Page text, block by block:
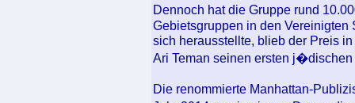
Dennoch hat die Gruppe rund
Gebietsgruppen in den
sich herausstellte, blieb der Preis
Ari Teman seinen ersten
Die renommierte Manhattan-